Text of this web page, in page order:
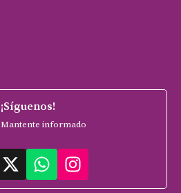
¡Síguenos!
Mantente informado